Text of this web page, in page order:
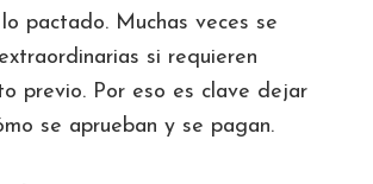
pactado. Muchas veces se
si requieren
previo. Por eso es clave dejar
se aprueban y se pagan.